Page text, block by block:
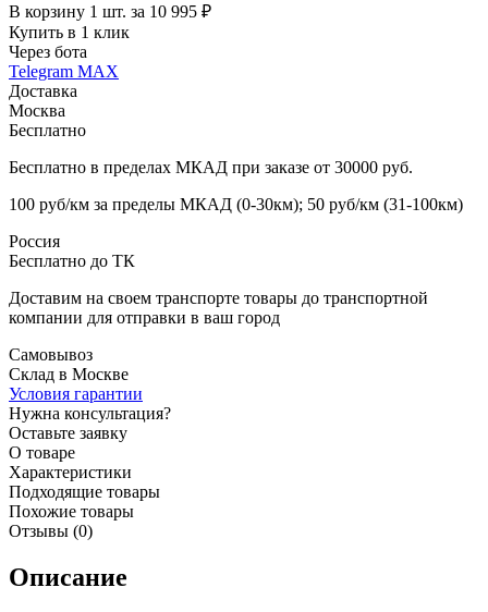
В корзину 1 шт. за 10 995 ₽
Купить в 1 клик
Через бота
Telegram MAX
Доставка
Москва
Бесплатно
Бесплатно в пределах МКАД при заказе от 30000 руб.
100 руб/км за пределы МКАД (0-30км); 50 руб/км (31-100км)
Россия
Бесплатно до ТК
Доставим на своем транспорте товары до транспортной
компании для отправки в ваш город
Самовывоз
Склад в Москве
Условия гарантии
Нужна консультация?
Оставьте заявку
О товаре
Характеристики
Подходящие товары
Похожие товары
Отзывы (0)
Описание